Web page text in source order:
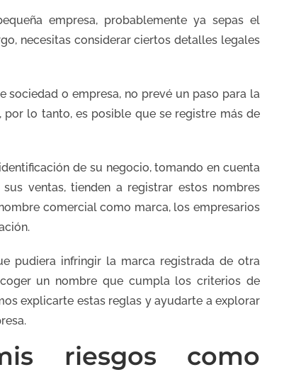
empresa, probablemente ya sepas el
necesitas considerar ciertos detalles legales
o empresa, no prevé un paso para la
lo tanto, es posible que se registre más de
de su negocio, tomando en cuenta
ventas, tienden a registrar estos nombres
comercial como marca, los empresarios
pudiera infringir la marca registrada de otra
un nombre que cumpla los criterios de
explicarte estas reglas y ayudarte a explorar
riesgos como